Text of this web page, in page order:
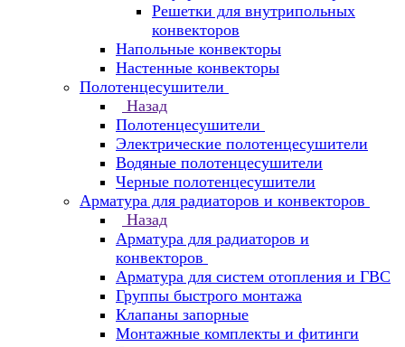
Решетки для внутрипольных
конвекторов
Напольные конвекторы
Настенные конвекторы
Полотенцесушители
Назад
Полотенцесушители
Электрические полотенцесушители
Водяные полотенцесушители
Черные полотенцесушители
Арматура для радиаторов и конвекторов
Назад
Арматура для радиаторов и
конвекторов
Арматура для систем отопления и ГВС
Группы быстрого монтажа
Клапаны запорные
Монтажные комплекты и фитинги